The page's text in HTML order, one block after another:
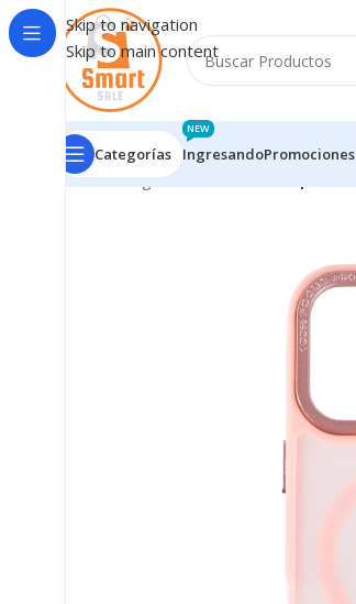
Skip to navigation
Skip to main content
Categorías Ingresando
NEW
Promociones
Inicio/Ingresando